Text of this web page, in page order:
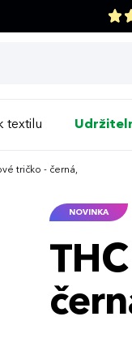
textilu
tričko - černá,
NOVINKA